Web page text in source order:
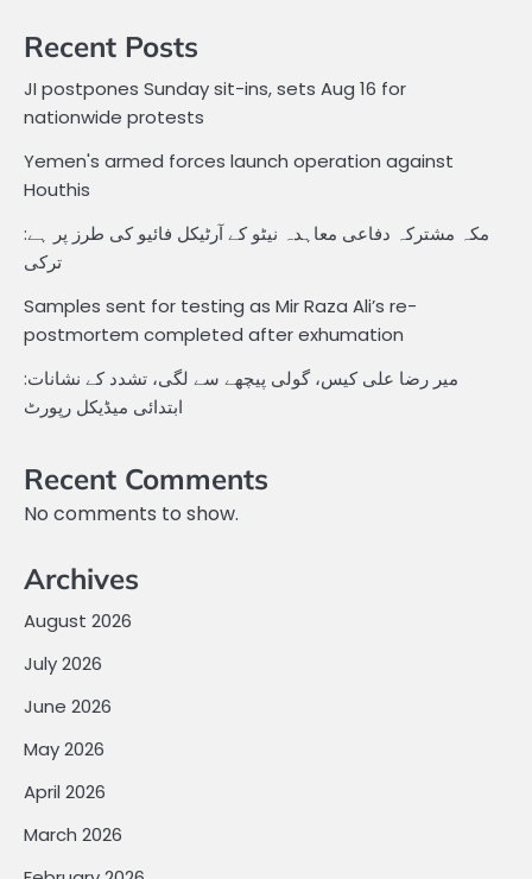
Recent Posts
JI postpones Sunday sit-ins, sets Aug 16 for
nationwide protests
Yemen's armed forces launch operation against
Houthis
مکہ مشترکہ دفاعی معاہدہ نیٹو کے آرٹیکل فائیو کی طرز پر ہے:
ترکی
Samples sent for testing as Mir Raza Ali’s re-
postmortem completed after exhumation
میر رضا علی کیس، گولی پیچھے سے لگی، تشدد کے نشانات:
ابتدائی میڈیکل رپورٹ
Recent Comments
No comments to show.
Archives
August 2026
July 2026
June 2026
May 2026
April 2026
March 2026